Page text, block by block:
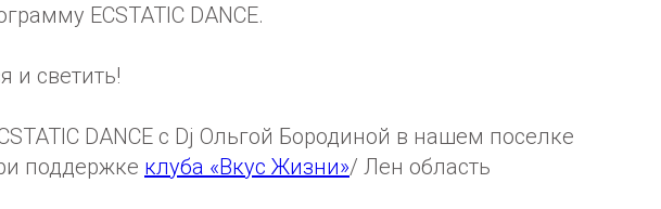
ECSTATIC DANCE.
и светить!
DANCE с Dj Ольгой Бородиной в нашем поселке
поддержке клуба «Вкус Жизни»/ Лен область